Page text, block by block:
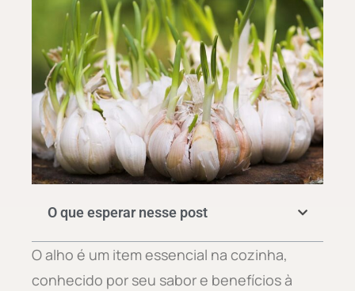
O que esperar nesse post
O alho é um item essencial na cozinha,
conhecido por seu sabor e benefícios à